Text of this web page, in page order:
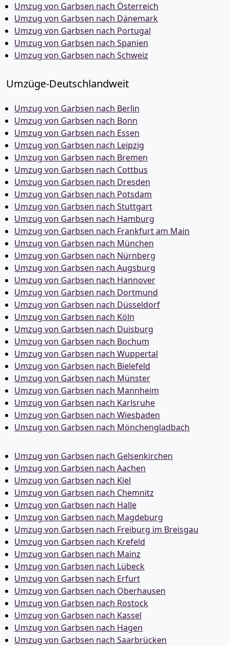
Umzug von Garbsen nach Österreich
Umzug von Garbsen nach Dänemark
Umzug von Garbsen nach Portugal
Umzug von Garbsen nach Spanien
Umzug von Garbsen nach Schweiz
Umzüge-Deutschlandweit
Umzug von Garbsen nach Berlin
Umzug von Garbsen nach Bonn
Umzug von Garbsen nach Essen
Umzug von Garbsen nach Leipzig
Umzug von Garbsen nach Bremen
Umzug von Garbsen nach Cottbus
Umzug von Garbsen nach Dresden
Umzug von Garbsen nach Potsdam
Umzug von Garbsen nach Stuttgart
Umzug von Garbsen nach Hamburg
Umzug von Garbsen nach Frankfurt am Main
Umzug von Garbsen nach München
Umzug von Garbsen nach Nürnberg
Umzug von Garbsen nach Augsburg
Umzug von Garbsen nach Hannover
Umzug von Garbsen nach Dortmund
Umzug von Garbsen nach Düsseldorf
Umzug von Garbsen nach Köln
Umzug von Garbsen nach Duisburg
Umzug von Garbsen nach Bochum
Umzug von Garbsen nach Wuppertal
Umzug von Garbsen nach Bielefeld
Umzug von Garbsen nach Münster
Umzug von Garbsen nach Mannheim
Umzug von Garbsen nach Karlsruhe
Umzug von Garbsen nach Wiesbaden
Umzug von Garbsen nach Mönchen­gladbach
Umzug von Garbsen nach Gelsenkirchen
Umzug von Garbsen nach Aachen
Umzug von Garbsen nach Kiel
Umzug von Garbsen nach Chemnitz
Umzug von Garbsen nach Halle
Umzug von Garbsen nach Magdeburg
Umzug von Garbsen nach Freiburg im Breisgau
Umzug von Garbsen nach Krefeld
Umzug von Garbsen nach Mainz
Umzug von Garbsen nach Lübeck
Umzug von Garbsen nach Erfurt
Umzug von Garbsen nach Oberhausen
Umzug von Garbsen nach Rostock
Umzug von Garbsen nach Kassel
Umzug von Garbsen nach Hagen
Umzug von Garbsen nach Saarbrücken